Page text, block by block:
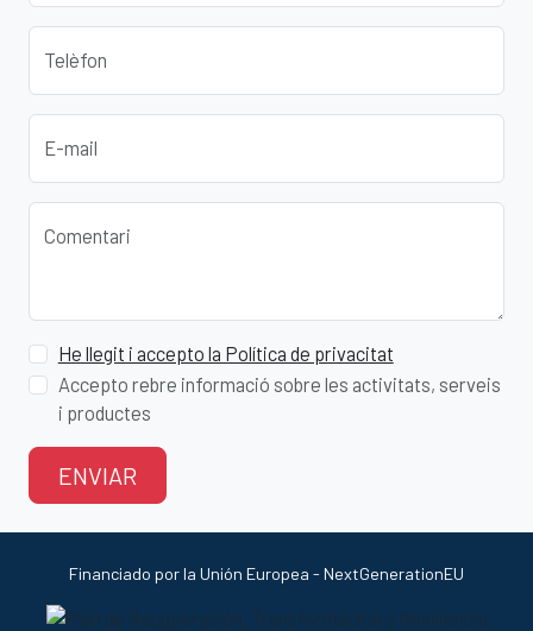
Telèfon
E-mail
Comentari
He llegit i accepto la Política de privacitat
Accepto rebre informació sobre les activitats, serveis
i productes
ENVIAR
Financiado por la Unión Europea - NextGenerationEU